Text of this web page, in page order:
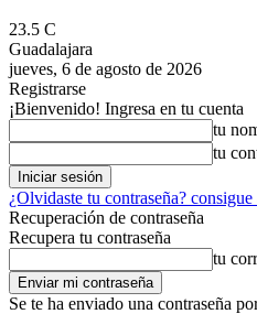
23.5 C
Guadalajara
jueves, 6 de agosto de 2026
Registrarse
¡Bienvenido! Ingresa en tu cuenta
tu
tu
¿Olvidaste tu contraseña? consigue
Recuperación de contraseña
Recupera tu contraseña
tu
Se te ha enviado una contraseña